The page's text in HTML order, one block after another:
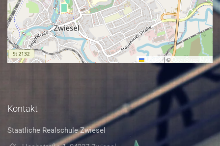
Leaflet | ©OpenStreetMap
Kontakt
Staatliche Realschule Zwiesel